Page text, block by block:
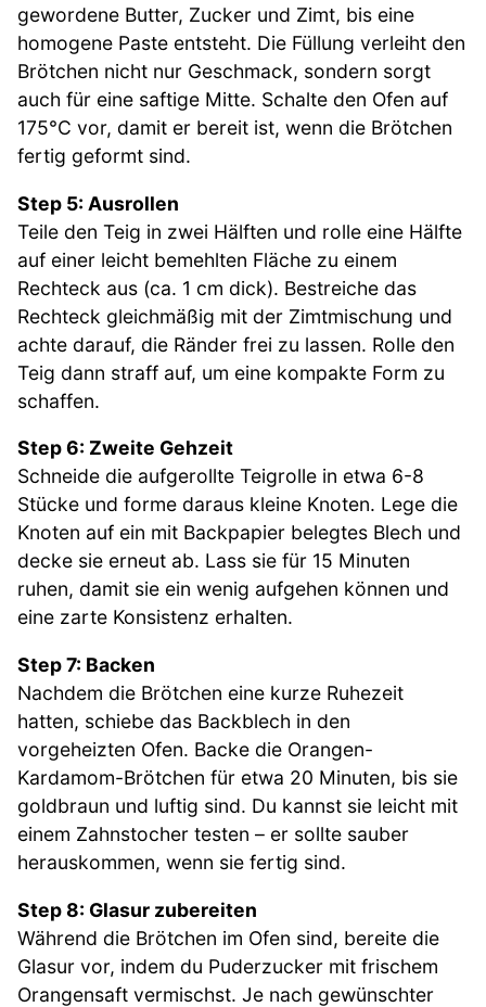
gewordene Butter, Zucker und Zimt, bis eine
homogene Paste entsteht. Die Füllung verleiht den
Brötchen nicht nur Geschmack, sondern sorgt
auch für eine saftige Mitte. Schalte den Ofen auf
175°C vor, damit er bereit ist, wenn die Brötchen
fertig geformt sind.
Step 5: Ausrollen
Teile den Teig in zwei Hälften und rolle eine Hälfte
auf einer leicht bemehlten Fläche zu einem
Rechteck aus (ca. 1 cm dick). Bestreiche das
Rechteck gleichmäßig mit der Zimtmischung und
achte darauf, die Ränder frei zu lassen. Rolle den
Teig dann straff auf, um eine kompakte Form zu
schaffen.
Step 6: Zweite Gehzeit
Schneide die aufgerollte Teigrolle in etwa 6-8
Stücke und forme daraus kleine Knoten. Lege die
Knoten auf ein mit Backpapier belegtes Blech und
decke sie erneut ab. Lass sie für 15 Minuten
ruhen, damit sie ein wenig aufgehen können und
eine zarte Konsistenz erhalten.
Step 7: Backen
Nachdem die Brötchen eine kurze Ruhezeit
hatten, schiebe das Backblech in den
vorgeheizten Ofen. Backe die Orangen-
Kardamom-Brötchen für etwa 20 Minuten, bis sie
goldbraun und luftig sind. Du kannst sie leicht mit
einem Zahnstocher testen – er sollte sauber
herauskommen, wenn sie fertig sind.
Step 8: Glasur zubereiten
Während die Brötchen im Ofen sind, bereite die
Glasur vor, indem du Puderzucker mit frischem
Orangensaft vermischst. Je nach gewünschter